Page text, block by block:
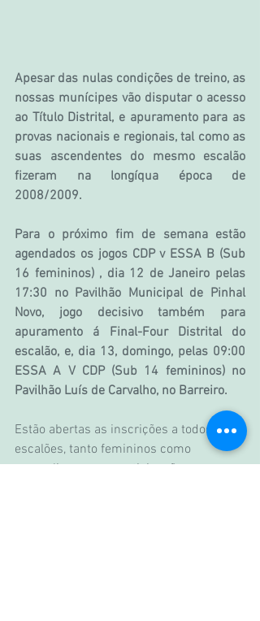
Apesar das nulas condições de treino, as
nossas munícipes vão disputar o acesso
ao Título Distrital, e apuramento para as
provas nacionais e regionais, tal como as
suas ascendentes do mesmo escalão
fizeram na longíqua época de
2008/2009.
Para o próximo fim de semana estão
agendados os jogos CDP v ESSA B (Sub
16 femininos) , dia 12 de Janeiro pelas
17:30 no Pavilhão Municipal de Pinhal
Novo, jogo decisivo também para
apuramento á Final-Four Distrital do
escalão, e, dia 13, domingo, pelas 09:00
ESSA A V CDP (Sub 14 femininos) no
Pavilhão Luís de Carvalho, no Barreiro.
Estão abertas as inscrições a todos os
escalões, tanto femininos como
masculinos, para participação nas